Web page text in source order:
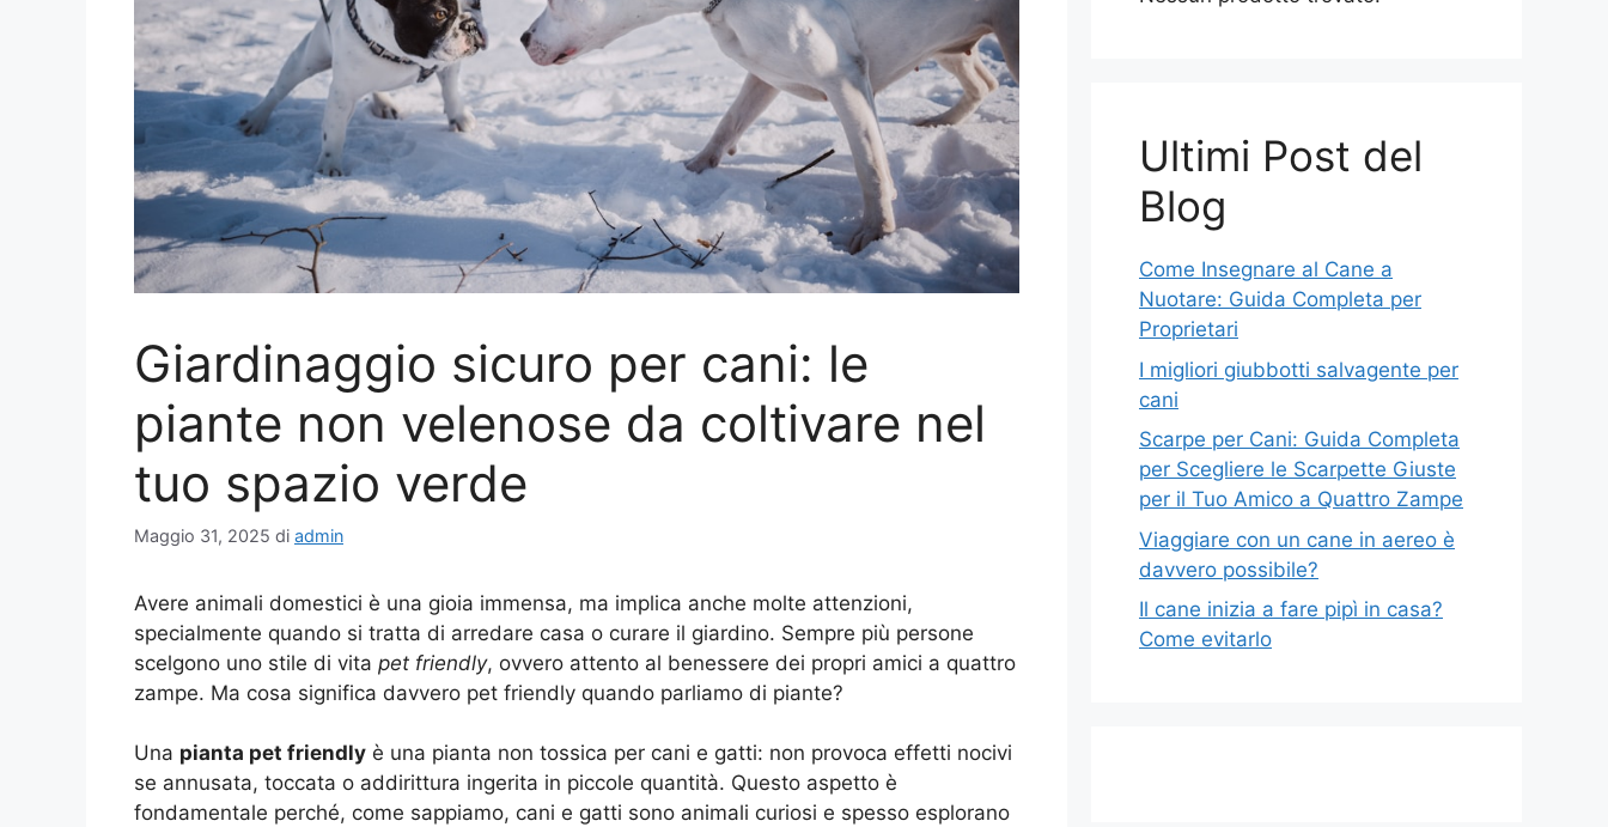
Giardinaggio sicuro per cani: le
piante non velenose da coltivare nel
tuo spazio verde
Maggio 31, 2025 di admin
Avere animali domestici è una gioia immensa, ma implica anche molte attenzioni,
specialmente quando si tratta di arredare casa o curare il giardino. Sempre più persone
scelgono uno stile di vita pet friendly, ovvero attento al benessere dei propri amici a quattro
zampe. Ma cosa significa davvero pet friendly quando parliamo di piante?
Una pianta pet friendly è una pianta non tossica per cani e gatti: non provoca effetti nocivi
se annusata, toccata o addirittura ingerita in piccole quantità. Questo aspetto è
fondamentale perché, come sappiamo, cani e gatti sono animali curiosi e spesso esplorano
Ultimi Post del
Blog
Come Insegnare al Cane a
Nuotare: Guida Completa per
Proprietari
I migliori giubbotti salvagente per
cani
Scarpe per Cani: Guida Completa
per Scegliere le Scarpette Giuste
per il Tuo Amico a Quattro Zampe
Viaggiare con un cane in aereo è
davvero possibile?
Il cane inizia a fare pipì in casa?
Come evitarlo